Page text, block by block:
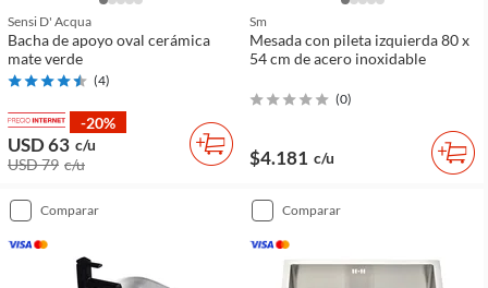
Sensi D' Acqua
Bacha de apoyo oval cerámica
mate verde
(4)
-20%
USD 63 c/u
USD 79 c/u
Sm
Mesada con pileta izquierda 80 x
54 cm de acero inoxidable
(0)
$4.181 c/u
comparar comparar